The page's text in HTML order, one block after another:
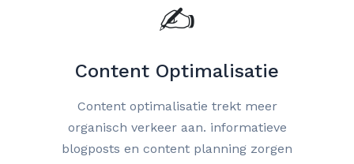
✍️
Content Optimalisatie
Content optimalisatie trekt meer
organisch verkeer aan. informatieve
blogposts en content planning zorgen